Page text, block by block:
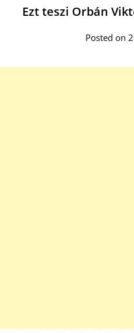
Ezt teszi Orbán
Posted on